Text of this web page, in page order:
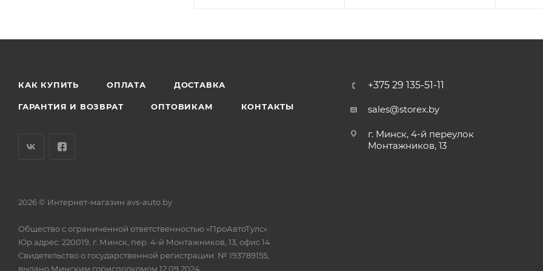
КАК КУПИТЬ ОПЛАТА ДОСТАВКА
ГАРАНТИЯ И ВОЗВРАТ ОПТОВИКАМ КОНТАКТЫ
+375 29 135-51-11
sales@storex.by
г. Минск, 4-й переулок
Монтажников, 13
2026 © Интернет-магазин avs-auto.by
Общество с ограниченной ответственностью «ПроАвтоТулс»
Юр.адрес: 220019, г. Минск, пер. 4-й Монтажников, 13, офис 14
Свидетельство о государственной регистрации: № 193789155,
выдано Минским горисполкомом 12.09.2024